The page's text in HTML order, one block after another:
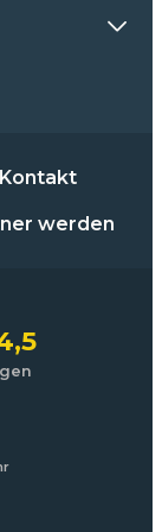
Kontakt
werden